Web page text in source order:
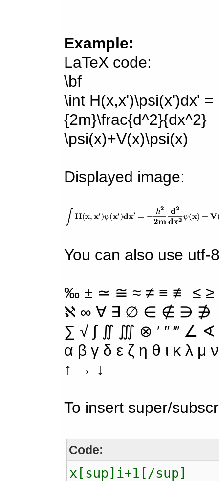
Example:
LaTeX code:
\bf
\int H(x,x')\psi(x')dx'
{2m}\frac{d^2}{dx^2}
\psi(x)+V(x)\psi(x)
Displayed image:
You can also use utf-
‰ ± ≃ ≅ ≈ ≠ ≡ ≢ ≤
ℵ ∞ ∀ ∃ ∅ ∈ ∉ ∋ ∌
∑ √ ∫ ∬ ∭ ⊗ ′ ″ ‴ ∠
α β γ δ ε ζ η θ ι κ λ
↑ → ↓
To insert super/
Code:
x[sup]i+1[/sup]